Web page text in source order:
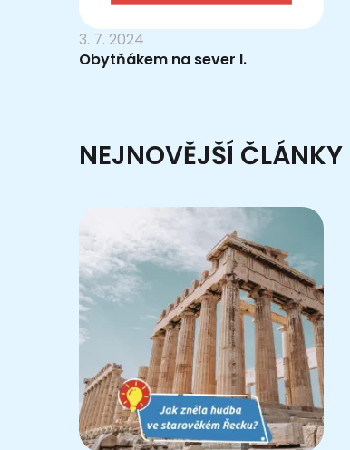
3. 7. 2024
Obytňákem na sever I.
NEJNOVĚJŠÍ ČLÁNKY